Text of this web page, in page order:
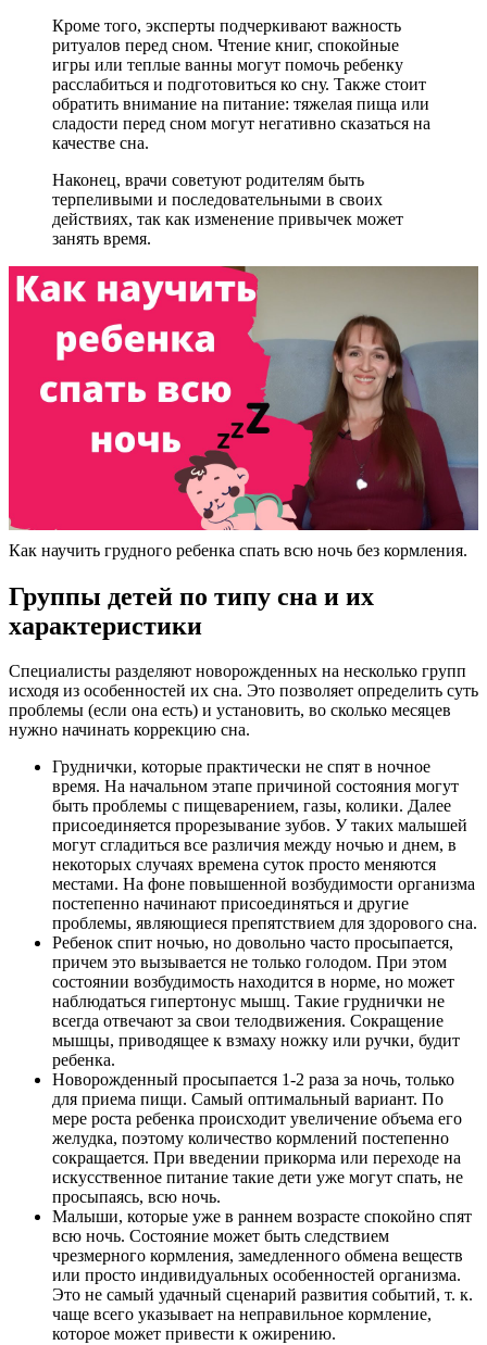
Кроме того, эксперты подчеркивают важность
ритуалов перед сном. Чтение книг, спокойные
игры или теплые ванны могут помочь ребенку
расслабиться и подготовиться ко сну. Также стоит
обратить внимание на питание: тяжелая пища или
сладости перед сном могут негативно сказаться на
качестве сна.
Наконец, врачи советуют родителям быть
терпеливыми и последовательными в своих
действиях, так как изменение привычек может
занять время.
Как научить грудного ребенка спать всю ночь без кормления.
Группы детей по типу сна и их
характеристики
Специалисты разделяют новорожденных на несколько групп
исходя из особенностей их сна. Это позволяет определить суть
проблемы (если она есть) и установить, во сколько месяцев
нужно начинать коррекцию сна.
Груднички, которые практически не спят в ночное
время. На начальном этапе причиной состояния могут
быть проблемы с пищеварением, газы, колики. Далее
присоединяется прорезывание зубов. У таких малышей
могут сгладиться все различия между ночью и днем, в
некоторых случаях времена суток просто меняются
местами. На фоне повышенной возбудимости организма
постепенно начинают присоединяться и другие
проблемы, являющиеся препятствием для здорового сна.
Ребенок спит ночью, но довольно часто просыпается,
причем это вызывается не только голодом. При этом
состоянии возбудимость находится в норме, но может
наблюдаться гипертонус мышц. Такие груднички не
всегда отвечают за свои телодвижения. Сокращение
мышцы, приводящее к взмаху ножку или ручки, будит
ребенка.
Новорожденный просыпается 1-2 раза за ночь, только
для приема пищи. Самый оптимальный вариант. По
мере роста ребенка происходит увеличение объема его
желудка, поэтому количество кормлений постепенно
сокращается. При введении прикорма или переходе на
искусственное питание такие дети уже могут спать, не
просыпаясь, всю ночь.
Малыши, которые уже в раннем возрасте спокойно спят
всю ночь. Состояние может быть следствием
чрезмерного кормления, замедленного обмена веществ
или просто индивидуальных особенностей организма.
Это не самый удачный сценарий развития событий, т. к.
чаще всего указывает на неправильное кормление,
которое может привести к ожирению.